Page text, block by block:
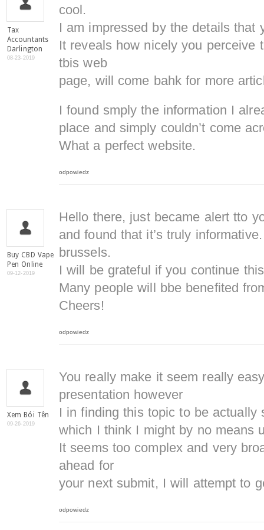
Tax
Accountants
Darlington
08-23-2019
cool.
I am impressed by the details that
It reveals how nicely you perceive
tbis web
page, will come bahk for more
I found smply the information I
place and simply couldn’t come
What a perfect website.
odpowiedz
Buy CBD Vape
Pen Online
09-12-2019
Hello there, just became alert tto
and found that it’s truly
brussels.
I will be grateful if you continue
Many people will bbe benefited
Cheers!
odpowiedz
Xem Bói Tên
09-26-2019
You really make it seem really
presentation however
I in finding this topic to be actually
which I think I might by no means
It seems too complex and very
ahead for
your next submit, I will attempt to
odpowiedz